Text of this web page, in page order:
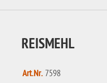
REISMEHL
Art.Nr. 7598